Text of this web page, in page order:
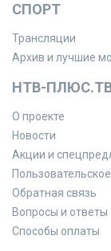
СПОРТ
Трансляции
Архив и лучшие
НТВ-
О проекте
Новости
Акции и
Обратная связь
Вопросы и ответы
Способы оплаты